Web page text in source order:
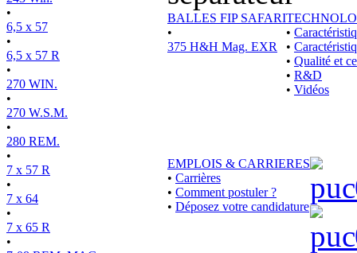
•
6,5 x 57
•
6,5 x 57 R
•
270 WIN.
•
270 W.S.M.
•
280 REM.
•
7 x 57 R
•
7 x 64
•
7 x 65 R
•
BALLES FIP SAFARI
•
375 H&H Mag. EXR
•
•
• Qualité et
• R&D
• Vidéos
EMPLOIS & CARRIERES
• Carrières
• Comment postuler ?
• Déposez votre candidature